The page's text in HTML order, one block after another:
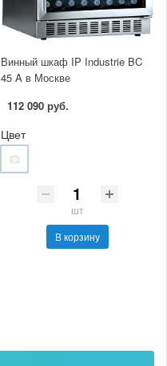
Винный шкаф IP Industrie BC
45 A в Москве
112 090 руб.
Цвет
шт
В корзину